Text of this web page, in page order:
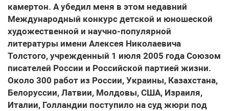
камертон. А убедил меня в этом недавний
Международный конкурс детской и юношеской
художественной и научно-популярной
литературы имени Алексея Николаевича
Толстого, учрежденный 1 июля 2005 года Союзом
писателей России и Российской партией жизни.
Около 300 работ из России, Украины, Казахстана,
Белоруссии, Латвии, Молдовы, США, Израиля,
Италии, Голландии поступило на суд жюри под